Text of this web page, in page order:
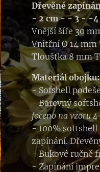
Dřevěné
- 2 cm -- 3 - -4
Vnější šíře 30
Vnitřní Ø 14
Tloušťka 8 mm
Materiál obojku:
- Sofshell
- Barevný
foceno na vzoru
- 100%
zapínání.
- Bukové ručně
- Zapínání